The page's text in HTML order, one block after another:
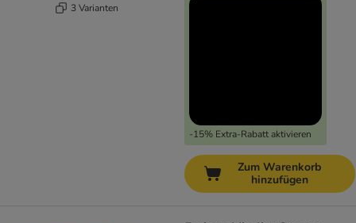
3 Varianten
-15% Extra-Rabatt aktivieren
Zum Warenkorb
hinzufügen